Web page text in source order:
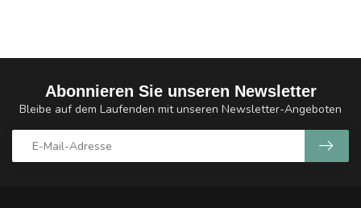
Abonnieren Sie unseren Newsletter
Bleibe auf dem Laufenden mit unseren Newsletter-Angeboten